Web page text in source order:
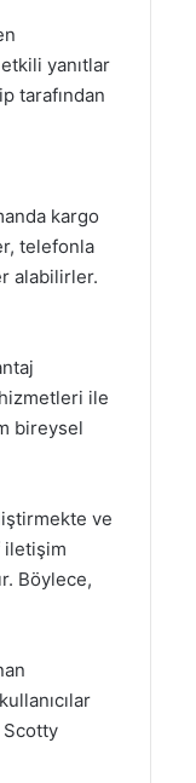
yanıtlar
tarafından
kargo
telefonla
alabilirler.
ile
bireysel
ve
iletişim
Böylece,